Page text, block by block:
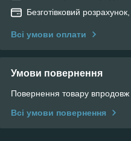
Безготівковий
Всі умови оплати
Умови повернення
Повернення товару впродовж
Всі умови повернення